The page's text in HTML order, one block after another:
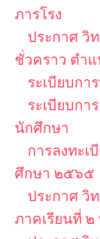
ภารโรง
ประกาศ วิ
ชั่วคราว ตำ
ระเบียบกา
ระเบียบกา
นักศึกษา
การลงทะเ
ศึกษา ๒๕๖๕
ประกาศ วิ
ภาคเรียนที่